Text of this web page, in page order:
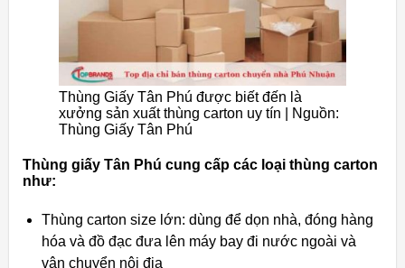
Thùng Giấy Tân Phú được biết đến là
xưởng sản xuất thùng carton uy tín | Nguồn:
Thùng Giấy Tân Phú
Thùng giấy Tân Phú cung cấp các loại thùng carton
như:
Thùng carton size lớn: dùng để dọn nhà, đóng hàng
hóa và đồ đạc đưa lên máy bay đi nước ngoài và
vận chuyển nội địa